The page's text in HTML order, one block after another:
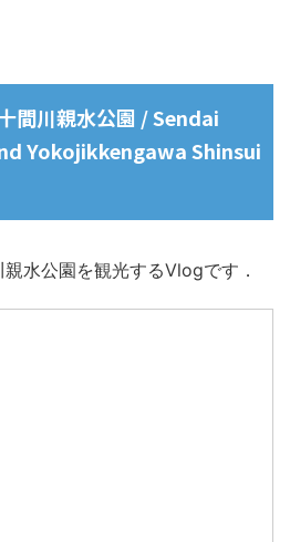
間川親水公園 / Sendai
Yokojikkengawa Shinsui
水公園を観光するVlogです．